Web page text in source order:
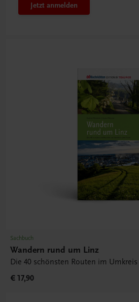
Jetzt anmelden
Sachbuch
Wandern rund um Linz
Die 40 schönsten Routen im
€ 17,90